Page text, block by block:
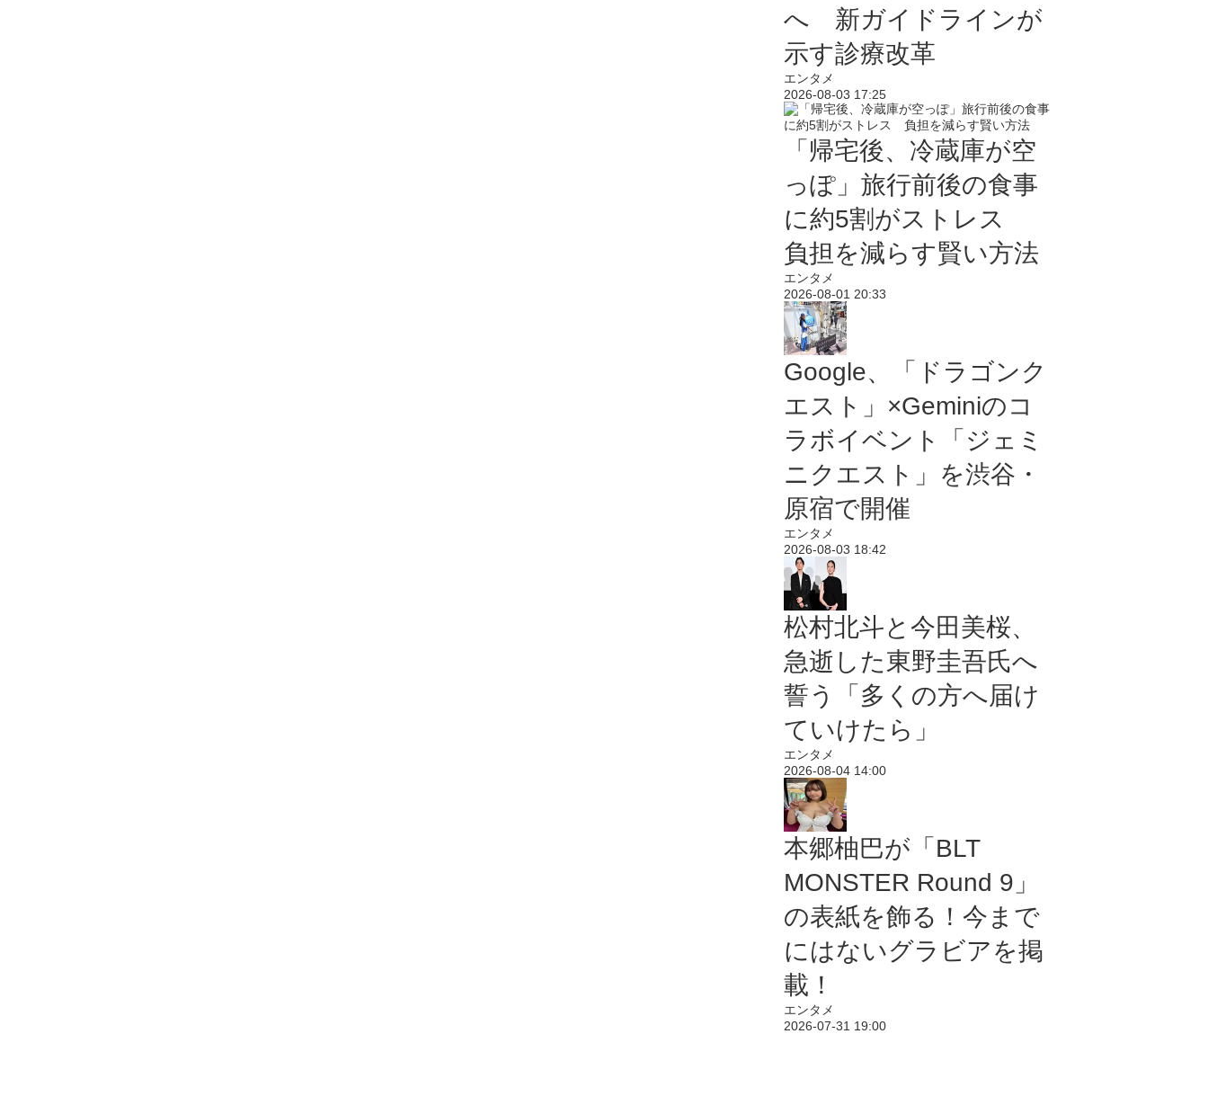
へ 新ガイドラインが
示す診療改革
エンタメ
2026-08-03 17:25
「帰宅後、冷蔵庫が空
っぽ」旅行前後の食事
に約5割がストレス
負担を減らす賢い方法
エンタメ
2026-08-01 20:33
Google、「ドラゴンク
エスト」×Geminiのコ
ラボイベント「ジェミ
ニクエスト」を渋谷・
原宿で開催
エンタメ
2026-08-03 18:42
松村北斗と今田美桜、
急逝した東野圭吾氏へ
誓う「多くの方へ届け
ていけたら」
エンタメ
2026-08-04 14:00
本郷柚巴が「BLT
MONSTER Round 9」
の表紙を飾る！今まで
にはないグラビアを掲
載！
エンタメ
2026-07-31 19:00